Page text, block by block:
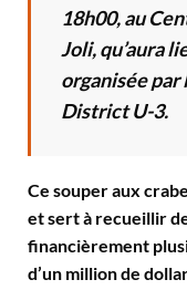
18h00, au
Joli, qu’aura
organisée
District U-3.
Ce souper aux
et sert à recueillir
financièrement
d’un million de